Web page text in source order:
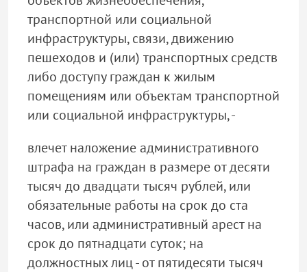
транспортной или социальной
инфраструктуры, связи, движению
пешеходов и (или) транспортных средств
либо доступу граждан к жилым
помещениям или объектам транспортной
или социальной инфраструктуры, -
влечет наложение административного
штрафа на граждан в размере от десяти
тысяч до двадцати тысяч рублей, или
обязательные работы на срок до ста
часов, или административный арест на
срок до пятнадцати суток; на
должностных лиц - от пятидесяти тысяч